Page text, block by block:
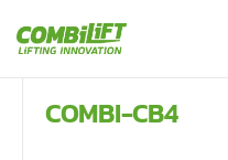
COMBI-CB4